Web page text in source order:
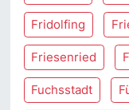
Fridolfing
Friesenried
Fuchsstadt